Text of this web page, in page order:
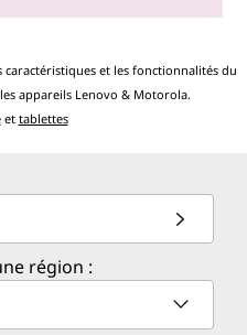
caractéristiques et les fonctionnalités du
appareils Lenovo & Motorola.
et tablettes
région :